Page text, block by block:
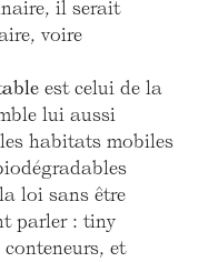
il serait
voire
est celui de la
lui aussi
habitats mobiles
loi sans être
parler : tiny
et